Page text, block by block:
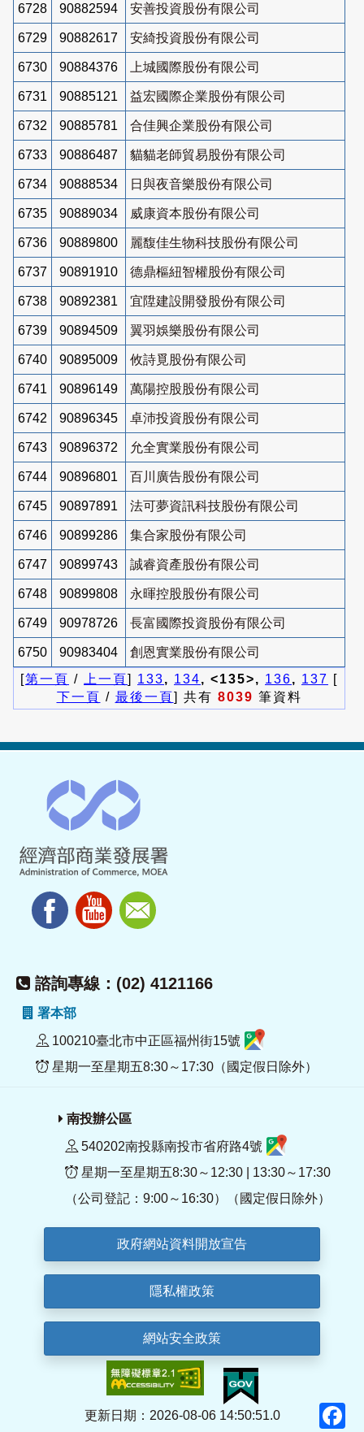
6728 90882594 安善投資股份有限公司
6729 90882617 安綺投資股份有限公司
6730 90884376 上城國際股份有限公司
6731 90885121 益宏國際企業股份有限公司
6732 90885781 合佳興企業股份有限公司
6733 90886487 貓貓老師貿易股份有限公司
6734 90888534 日與夜音樂股份有限公司
6735 90889034 威康資本股份有限公司
6736 90889800 麗馥佳生物科技股份有限公司
6737 90891910 德鼎樞紐智權股份有限公司
6738 90892381 宜陞建設開發股份有限公司
6739 90894509 翼羽娛樂股份有限公司
6740 90895009 攸詩覓股份有限公司
6741 90896149 萬陽控股股份有限公司
6742 90896345 卓沛投資股份有限公司
6743 90896372 允全實業股份有限公司
6744 90896801 百川廣告股份有限公司
6745 90897891 法可夢資訊科技股份有限公司
6746 90899286 集合家股份有限公司
6747 90899743 誠睿資產股份有限公司
6748 90899808 永暉控股股份有限公司
6749 90978726 長富國際投資股份有限公司
6750 90983404
創恩實業股份有限公司
[第一頁 / 上一頁] 133, 134, <135>, 136, 137 [
下一頁 / 最後一頁] 共有 8039 筆資料
諮詢專線：(02) 4121166
署本部
100210臺北市中正區福州街15號
星期一至星期五8:30～17:30（國定假日除外）
南投辦公區
540202南投縣南投市省府路4號
星期一至星期五8:30～12:30 | 13:30～17:30
（公司登記：9:00～16:30）（國定假日除外）
政府網站資料開放宣告
隱私權政策
網站安全政策
更新日期：2026-08-06 14:50:51.0